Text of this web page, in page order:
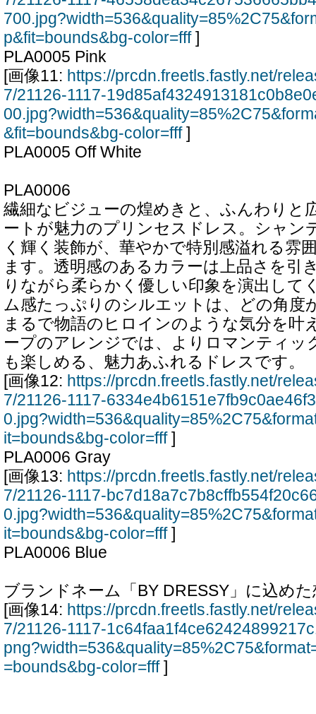
p&fit=bounds&bg-color=fff]
PLA0005 Pink
[画像11: https://prcdn.freetls.fastly.net/
7/21126-1117-
&fit=bounds&bg-color=fff]
PLA0005 Off White
PLA0006
繊細なビジューの煌めきと、ふんわりと
ートが魅力のプリンセスドレス。シャン
く輝く装飾が、華やかで特別感溢れる雰
ます。透明感のあるカラーは上品さを引
りながら柔らかく優しい印象を演出して
ム感たっぷりのシルエットは、どの角度
まるで物語のヒロインのような気分を叶
ープのアレンジでは、よりロマンティッ
も楽しめる、魅力あふれるドレスです。
[画像12: https://prcdn.freetls.fastly.net/
7/21126-1117-
it=bounds&bg-color=fff]
PLA0006 Gray
[画像13: https://prcdn.freetls.fastly.net/
7/21126-1117-
it=bounds&bg-color=fff]
PLA0006 Blue
ブランドネーム「BY DRESSY」に込め
[画像14: https://prcdn.freetls.fastly.net/
7/21126-1117-
=bounds&bg-color=fff]